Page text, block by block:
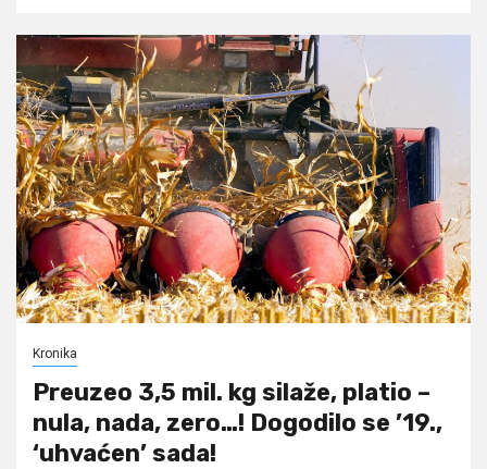
Kronika
Preuzeo 3,5 mil. kg silaže, platio –
nula, nada, zero…! Dogodilo se ’19.,
‘uhvaćen’ sada!